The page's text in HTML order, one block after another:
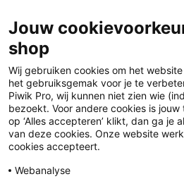
Studentlicentie
Taalblokken - 4e editie
Jouw
shop
Wij gebruiken cookies om het
het gebruiksgemak voor je te
Piwik Pro, wij kunnen niet zien wie
bezoekt. Voor andere cookies is
op ‘Alles accepteren’ klikt, dan ga je
van deze cookies. Onze website
cookies accepteert.
Webanalyse